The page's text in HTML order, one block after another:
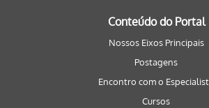
Conteúdo do Portal
Nossos Eixos Principais
Postagens
Encontro com o
Cursos